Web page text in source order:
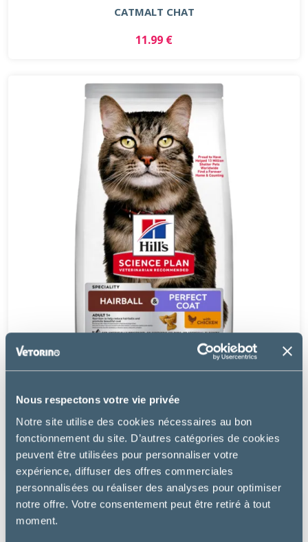
Nous respectons votre vie privée
Notre site utilise des cookies nécessaires au bon
fonctionnement du site. D’autres catégories de cookies
peuvent être utilisées pour personnaliser votre
expérience, diffuser des offres commerciales
personnalisées ou réaliser des analyses pour optimiser
notre offre. Votre consentement peut être retiré à tout
moment.
CATMALT CHAT
11.99 €
ADULT HAIRBALL & PERFECT COAT POULET - CHAT
à partir de
19.47€